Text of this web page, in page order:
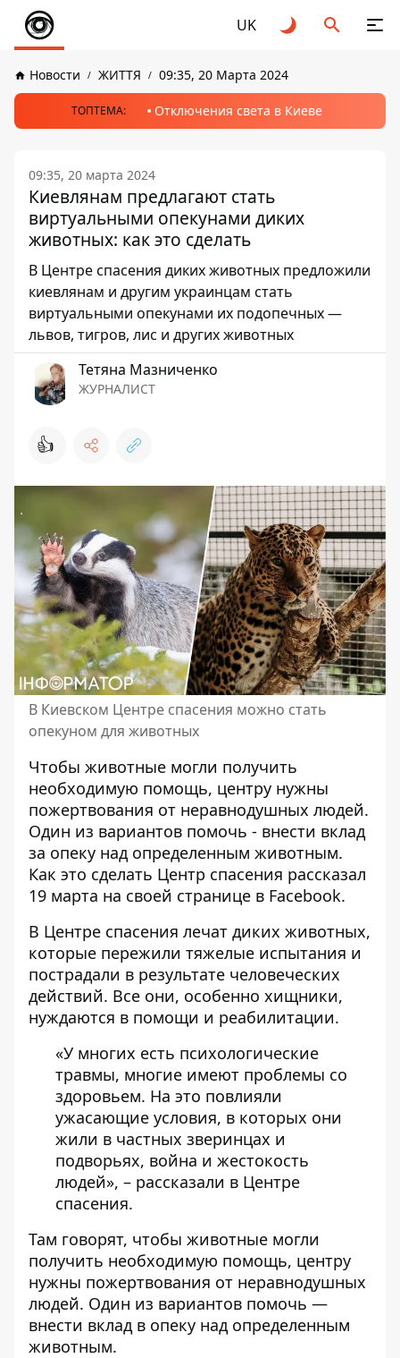
UK
Новости ЖИТТЯ 09:35, 20 Марта 2024
ТОПТЕМА: Отключения света в Киеве
09:35, 20 марта 2024
Киевлянам предлагают стать
виртуальными опекунами диких
животных: как это сделать
В Центре спасения диких животных предложили
киевлянам и другим украинцам стать
виртуальными опекунами их подопечных —
львов, тигров, лис и других животных
Тетяна Мазниченко
ЖУРНАЛИСТ
👍
В Киевском Центре спасения можно стать
опекуном для животных
Чтобы животные могли получить
необходимую помощь, центру нужны
пожертвования от неравнодушных людей.
Один из вариантов помочь - внести вклад
за опеку над определенным животным.
Как это сделать Центр спасения рассказал
19 марта на своей странице в Facebook.
В Центре спасения лечат диких животных,
которые пережили тяжелые испытания и
пострадали в результате человеческих
действий. Все они, особенно хищники,
нуждаются в помощи и реабилитации.
«У многих есть психологические
травмы, многие имеют проблемы со
здоровьем. На это повлияли
ужасающие условия, в которых они
жили в частных зверинцах и
подворьях, война и жестокость
людей», – рассказали в Центре
спасения.
Там говорят, чтобы животные могли
получить необходимую помощь, центру
нужны пожертвования от неравнодушных
людей. Один из вариантов помочь —
внести вклад в опеку над определенным
животным.